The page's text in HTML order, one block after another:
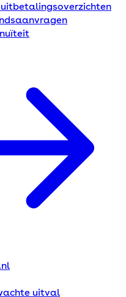
uitval